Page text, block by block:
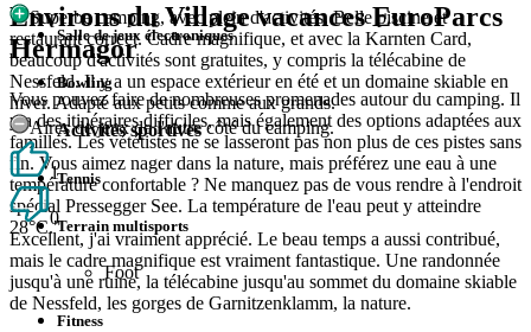
Environs du Village vacances EuroParcs
Hermagor
Vous pouvez faire de nombreuses promenades autour du camping. Il
y a des itinéraires difficiles, mais également des options adaptées aux
familles. Les vététistes ne se lasseront pas non plus de ces pistes sans
fin. Vous aimez nager dans la nature, mais préférez une eau à une
température confortable ? Ne manquez pas de vous rendre à l'endroit
spécial Pressegger See. La température de l'eau peut y atteindre
28°C."
Salle de jeux électroniques
Bowling
Activités sportives
Tennis
Terrain multisports
Foot
Fitness
Superbe camping, avec plein d'activités. Belle piscine et
restaurant correct. Cadre magnifique, et avec la Karnten Card,
beaucoup d'activités sont gratuites, y compris la télécabine de
Nessfeld. Il y a un espace extérieur en été et un domaine skiable en
hiver. Adapté aux petits comme aux grands.
Aires de jeux de l'autre côté du camping.
1
0
Excellent, j'ai vraiment apprécié. Le beau temps a aussi contribué,
mais le cadre magnifique est vraiment fantastique. Une randonnée
jusqu'à une ruine, la télécabine jusqu'au sommet du domaine skiable
de Nessfeld, les gorges de Garnitzenklamm, la nature.